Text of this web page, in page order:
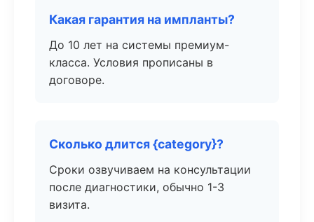
Какая гарантия на импланты?
До 10 лет на системы премиум-
класса. Условия прописаны в
договоре.
Сколько длится {category}?
Сроки озвучиваем на консультации
после диагностики, обычно 1-3
визита.